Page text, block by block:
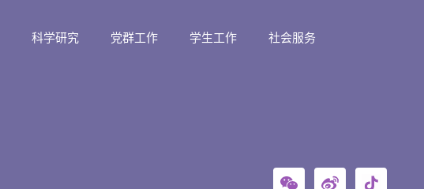
科学研究 党群工作 学生工作 社会服务